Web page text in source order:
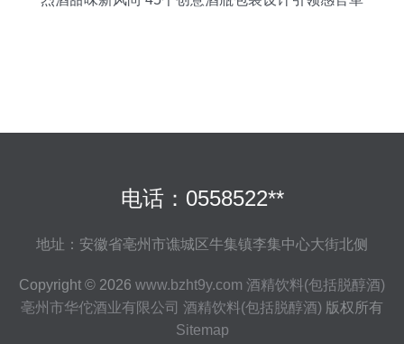
电话：0558522**
地址：安徽省亳州市谯城区牛集镇李集中心大街北侧
Copyright © 2026 www.bzht9y.com 酒精饮料(包括脱醇酒)
亳州市华佗酒业有限公司 酒精饮料(包括脱醇酒) 版权所有
Sitemap